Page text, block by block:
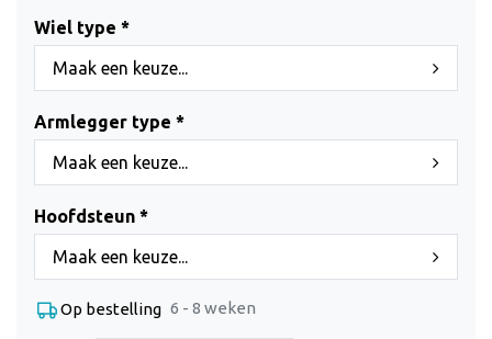
Wiel type *
Maak een keuze...
Armlegger type *
Maak een keuze...
Hoofdsteun *
Maak een keuze...
Op bestelling 6 - 8 weken